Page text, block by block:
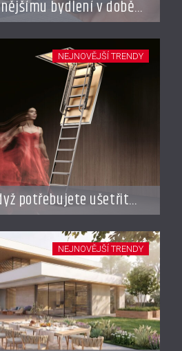
bydlení v době
potřebujete ušetřit
dělat kompromisy
NEJNOVĚJŠÍ TRENDY
NEJNOVĚJŠÍ TRENDY